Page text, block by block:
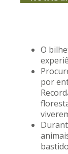
O
por